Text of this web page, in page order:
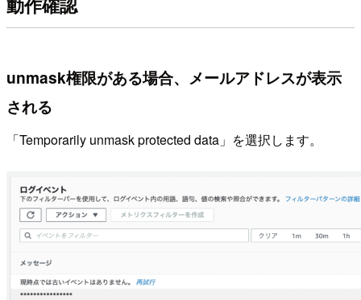
unmask権限がある場合、メールアドレスが表示
される
「Temporarily unmask protected data」を選択します。